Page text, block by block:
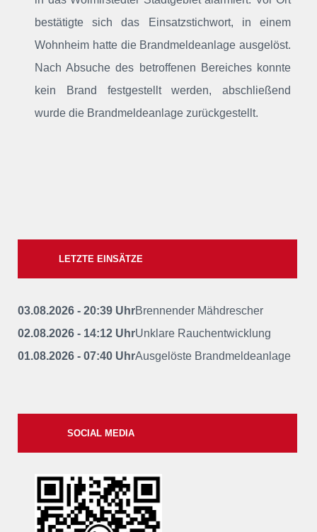
bestätigte sich das Einsatzstichwort, in einem
Wohnheim hatte die Brandmeldeanlage ausgelöst.
Nach Absuche des betroffenen Bereiches konnte
kein Brand festgestellt werden, abschließend
wurde die Brandmeldeanlage zurückgestellt.
LETZTE EINSÄTZE
03.08.2026 - 20:39 UhrBrennender Mähdrescher
02.08.2026 - 14:12 UhrUnklare Rauchentwicklung
01.08.2026 - 07:40 UhrAusgelöste Brandmeldeanlage
SOCIAL MEDIA